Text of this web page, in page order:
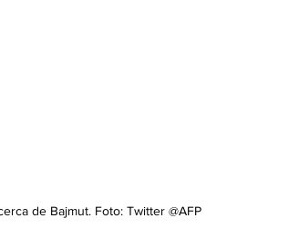
de Bajmut. Foto: Twitter @AFP